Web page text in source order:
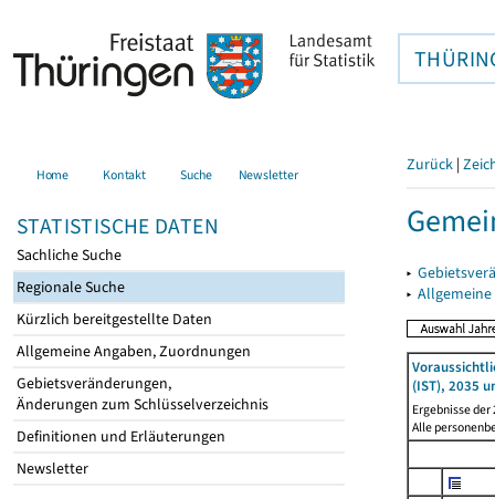
Home Kontakt Suche Newsletter
STATISTISCHE DATEN
Sachliche Suche
Regionale Suche
Kürzlich bereitgestellte Daten
Allgemeine Angaben, Zuordnungen
Gebietsveränderungen,
Änderungen zum Schlüsselverzeichnis
Definitionen und Erläuterungen
Newsletter
Zurück |
▸
▸
(IST), 2035
Ergebnisse
Alle